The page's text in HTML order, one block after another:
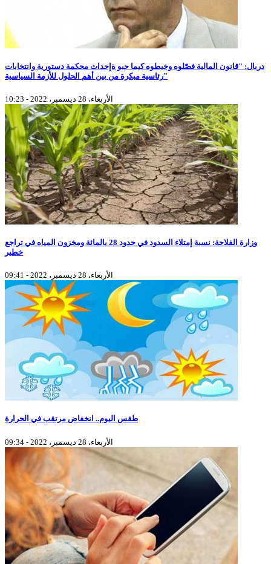
دربال: "قانون المالية فصّلوه وخيطوه كيما حبو ةإحداث محكمة دستورية وانتخابات
رئاسية مبكرة من بين أهم الحلول للأزمة السياسية"
الأربعاء، 28 ديسمبر، 2022 - 10:23
وزارة الفلاحة: نسبة إمتلاء السدود في حدود 28 بالمائة ومخزون المياه في تراجع
خطير
الأربعاء، 28 ديسمبر، 2022 - 09:41
طقس اليوم.. انخفاض مرتقب في الحرارة
الأربعاء، 28 ديسمبر، 2022 - 09:34